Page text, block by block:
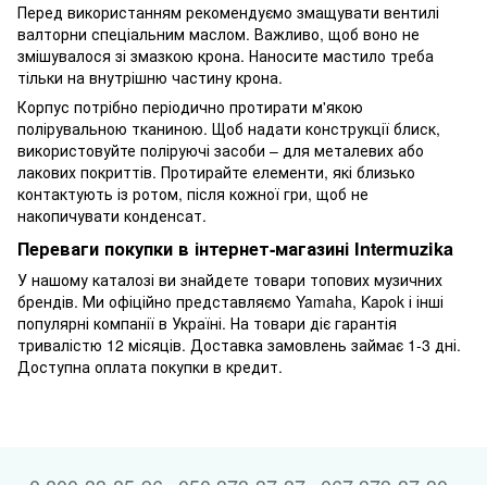
Перед використанням рекомендуємо змащувати вентилі
валторни спеціальним маслом. Важливо, щоб воно не
змішувалося зі змазкою крона. Наносите мастило треба
тільки на внутрішню частину крона.
Корпус потрібно періодично протирати м'якою
полірувальною тканиною. Щоб надати конструкції блиск,
використовуйте поліруючі засоби – для металевих або
лакових покриттів. Протирайте елементи, які близько
контактують із ротом, після кожної гри, щоб не
накопичувати конденсат.
Переваги покупки в інтернет-магазині Intermuzika
У нашому каталозі ви знайдете товари топових музичних
брендів. Ми офіційно представляємо Yamaha, Kapok і інші
популярні компанії в Україні. На товари діє гарантія
тривалістю 12 місяців. Доставка замовлень займає 1-3 дні.
Доступна оплата покупки в кредит.